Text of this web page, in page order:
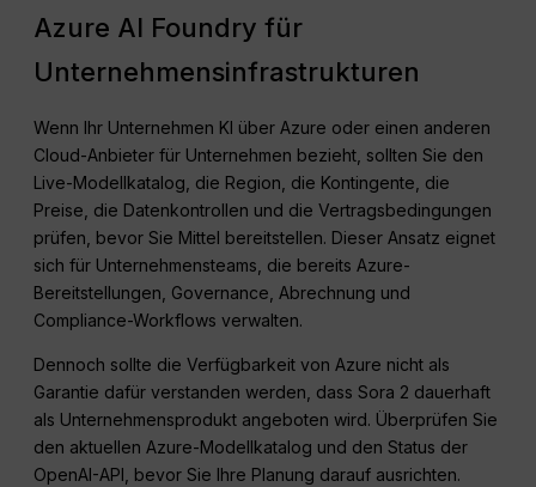
Azure AI Foundry für
Unternehmensinfrastrukturen
Wenn Ihr Unternehmen KI über Azure oder einen anderen
Cloud-Anbieter für Unternehmen bezieht, sollten Sie den
Live-Modellkatalog, die Region, die Kontingente, die
Preise, die Datenkontrollen und die Vertragsbedingungen
prüfen, bevor Sie Mittel bereitstellen. Dieser Ansatz eignet
sich für Unternehmensteams, die bereits Azure-
Bereitstellungen, Governance, Abrechnung und
Compliance-Workflows verwalten.
Dennoch sollte die Verfügbarkeit von Azure nicht als
Garantie dafür verstanden werden, dass Sora 2 dauerhaft
als Unternehmensprodukt angeboten wird. Überprüfen Sie
den aktuellen Azure-Modellkatalog und den Status der
OpenAI-API, bevor Sie Ihre Planung darauf ausrichten.